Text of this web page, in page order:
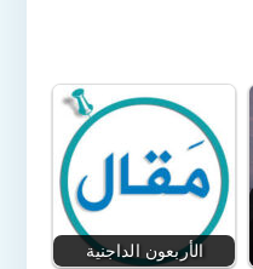
الأربعون الداجنية